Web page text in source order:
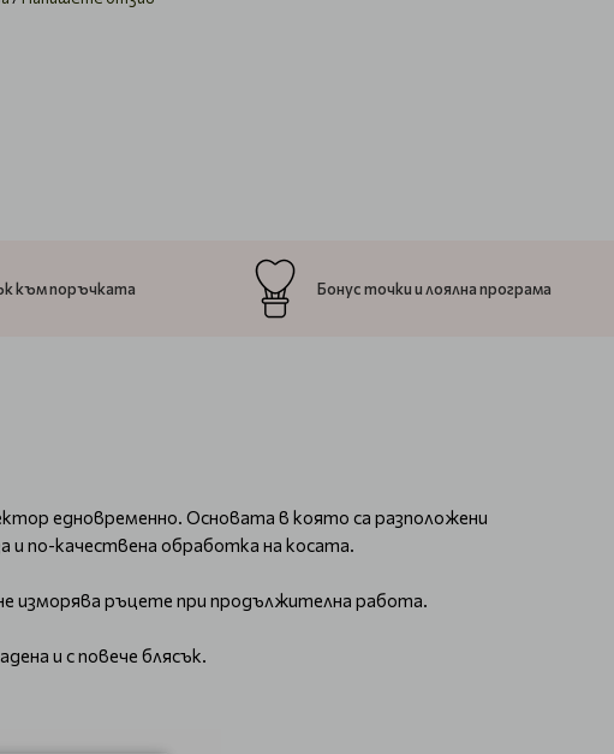
към поръчката Бонус точки и лоялна програма
едновременно. Основата в която са разположени
и по-качествена обработка на косата.
изморява ръцете при продължителна работа.
и с повече блясък.